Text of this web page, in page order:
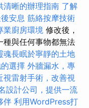
清晰的辦理指南 了解
安息 筋絡按摩技術
業廚房環境 修改後，
種與任何事物都無法
魂長眠於寧靜的土地
選擇 外牆漏水，專
視雷射手術，改善視
設計公司，提供一流
伴 利用WordPress打